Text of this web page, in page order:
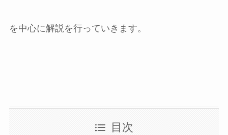
を中心に解説を行っていきます。
目次